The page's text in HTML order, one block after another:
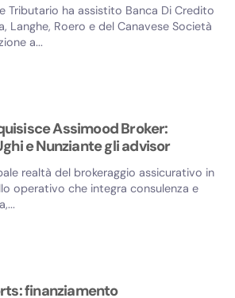
Tributario ha assistito Banca Di Credito
Langhe, Roero e del Canavese Società
a...
Assimood Broker:
e Nunziante gli advisor
realtà del brokeraggio assicurativo in
operativo che integra consulenza e
finanziamento